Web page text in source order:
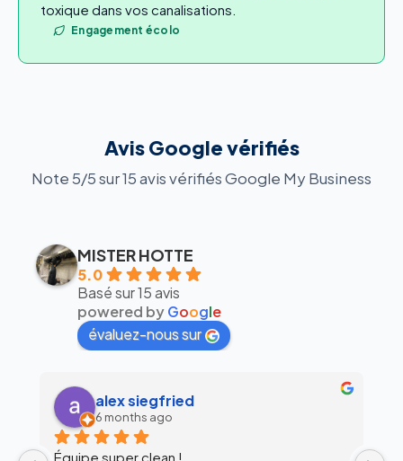
toxique dans vos canalisations.
Engagement écolo
Avis Google vérifiés
Note 5/5 sur 15 avis vérifiés Google My Business
MISTER HOTTE
5.0
Basé sur 15 avis
powered byGoogle
évaluez-nous sur
alex siegfried
6 months ago
Équipe super clean !